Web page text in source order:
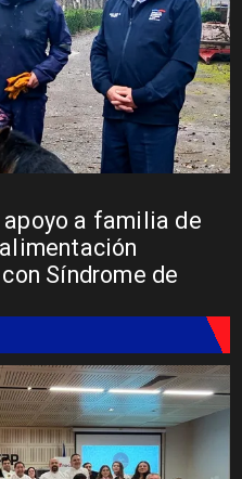
apoyo a familia de
Síndrome de